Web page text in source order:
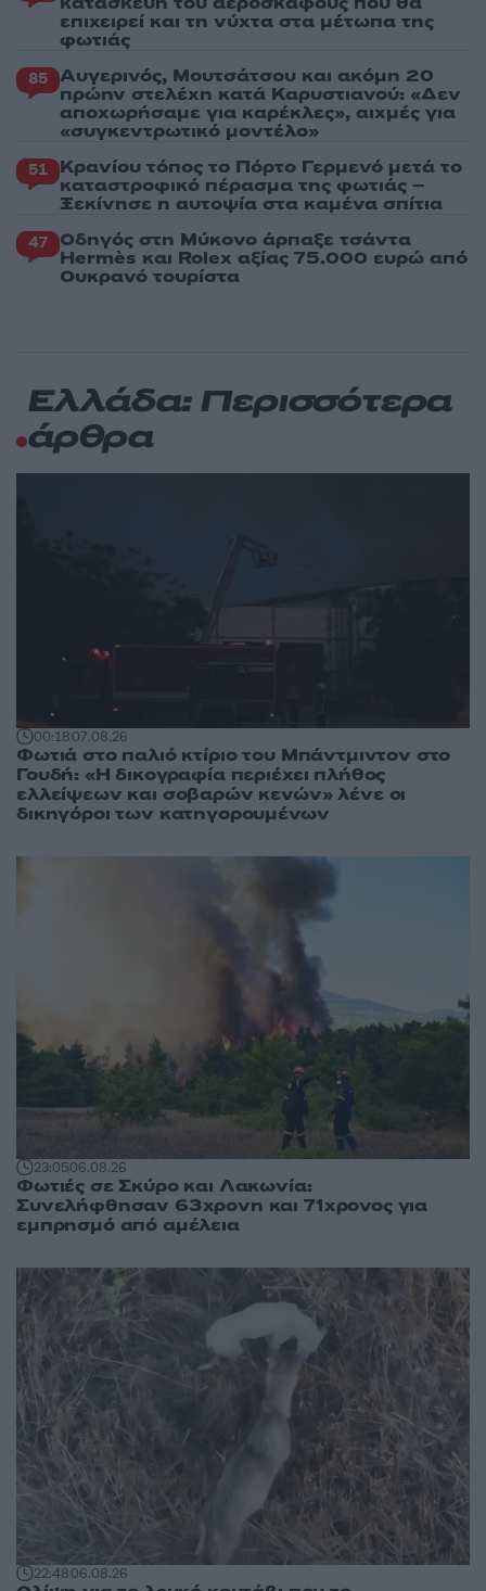
επιχειρεί και τη νύχτα στα μέτωπα της
φωτιάς
85 Αυγερινός, Μουτσάτσου και ακόμη 20
πρώην στελέχη κατά Καρυστιανού: «Δεν
αποχωρήσαμε για καρέκλες», αιχμές για
«συγκεντρωτικό μοντέλο»
51 Κρανίου τόπος το Πόρτο Γερμενό μετά το
καταστροφικό πέρασμα της φωτιάς –
Ξεκίνησε η αυτοψία στα καμένα σπίτια
47 Οδηγός στη Μύκονο άρπαξε τσάντα
Hermès και Rolex αξίας 75.000 ευρώ από
Ουκρανό τουρίστα
Ελλάδα: Περισσότερα
άρθρα
00:1807.08.26
Φωτιά στο παλιό κτίριο του Μπάντμιντον στο
Γουδή: «Η δικογραφία περιέχει πλήθος
ελλείψεων και σοβαρών κενών» λένε οι
δικηγόροι των κατηγορουμένων
23:0506.08.26
Φωτιές σε Σκύρο και Λακωνία:
Συνελήφθησαν 63χρονη και 71χρονος για
εμπρησμό από αμέλεια
22:4806.08.26